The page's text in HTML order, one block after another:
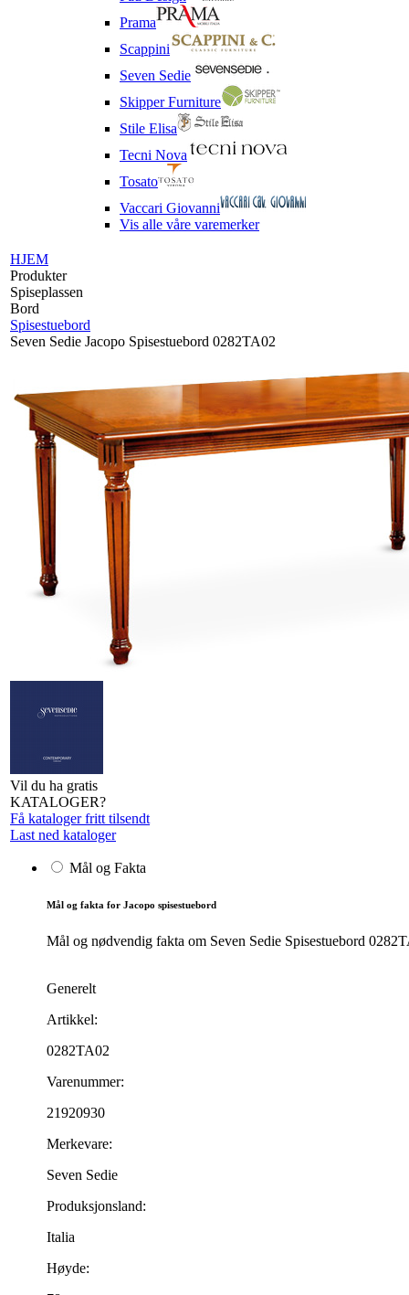
Prama
Scappini
Seven Sedie
Skipper Furniture
Stile Elisa
Tecni Nova
Tosato
Vaccari Giovanni
Vis alle våre varemerker
HJEM
Produkter
Spiseplassen
Bord
Spisestuebord
Seven Sedie Jacopo Spisestuebord 0282TA02
Vil du ha gratis
KATALOGER?
Få kataloger fritt tilsendt
Last ned kataloger
Mål og Fakta
Mål og fakta for Jacopo spisestuebord
Mål og nødvendig fakta om Seven Sedie Spisestuebord
Generelt
Artikkel:
0282TA02
Varenummer:
21920930
Merkevare:
Seven Sedie
Produksjonsland:
Italia
Høyde: